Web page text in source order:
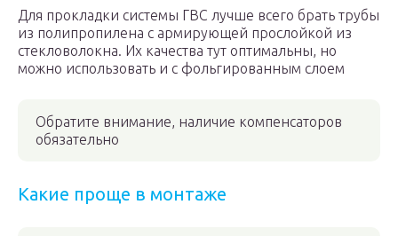
Для прокладки системы ГВС лучше всего брать трубы
из полипропилена с армирующей прослойкой из
стекловолокна. Их качества тут оптимальны, но
можно использовать и с фольгированным слоем
Обратите внимание, наличие компенсаторов
обязательно
Какие проще в монтаже